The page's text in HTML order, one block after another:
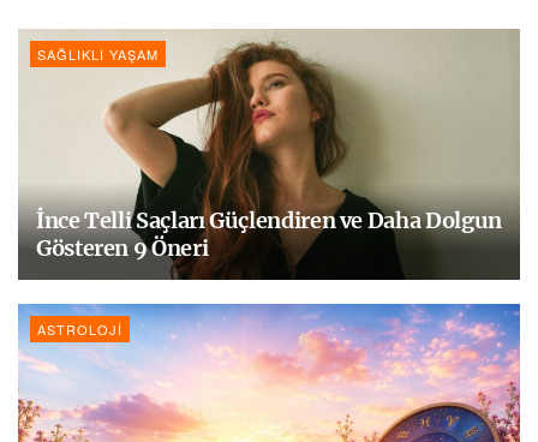
SAĞLIKLI YAŞAM
İnce Telli Saçları Güçlendiren ve Daha Dolgun
Gösteren 9 Öneri
ASTROLOJI